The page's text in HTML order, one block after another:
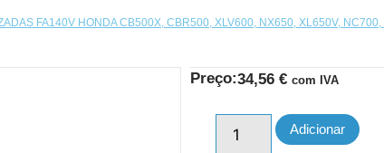
FA140V HONDA CB500X, CBR500, XLV600, NX650, XL650V,
Preço:34,56 € com IVA
Adicionar